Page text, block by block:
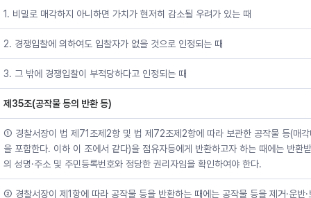
1. 비밀로 매각하지 아니하면 가치가 현저히 감소될 우려가 있는 때
2. 경쟁입찰에 의하여도 입찰자가 없을 것으로 인정되는 때
3. 그 밖에 경쟁입찰이 부적당하다고 인정되는 때
제35조(공작물 등의 반환 등)
① 경찰서장이 법 제71조제2항 및 법 제72조제2항에 따라 보관한 공작물 등(매각
을 포함한다. 이하 이 조에서 같다)을 점유자등에게 반환하고자 하는 때에는 반환
의 성명·주소 및 주민등록번호와 정당한 권리자임을 확인하여야 한다.
② 경찰서장이 제1항에 따라 공작물 등을 반환하는 때에는 공작물 등을 제거·운반·